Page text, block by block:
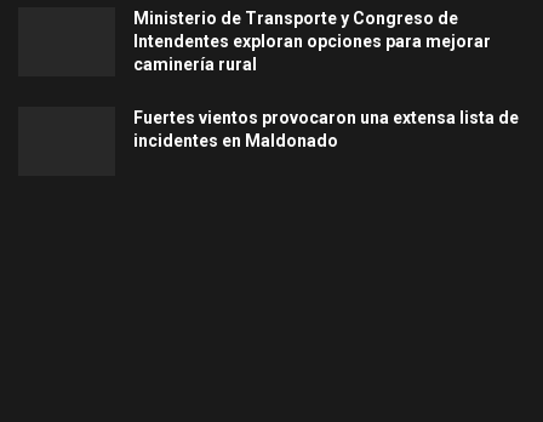
Ministerio de Transporte y Congreso de
Intendentes exploran opciones para mejorar
caminería rural
Fuertes vientos provocaron una extensa lista de
incidentes en Maldonado